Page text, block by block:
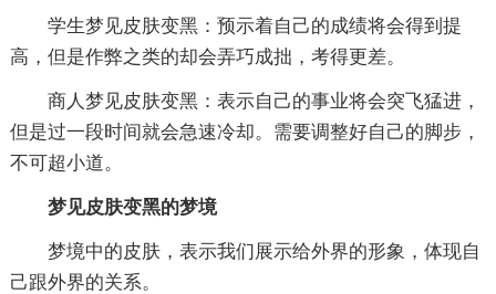
学生梦见皮肤变黑：预示着自己的成绩将会得到提
高，但是作弊之类的却会弄巧成拙，考得更差。
商人梦见皮肤变黑：表示自己的事业将会突飞猛进，
但是过一段时间就会急速冷却。需要调整好自己的脚步，
不可超小道。
梦见皮肤变黑的梦境
梦境中的皮肤，表示我们展示给外界的形象，体现自
己跟外界的关系。